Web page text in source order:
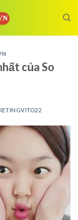
của So